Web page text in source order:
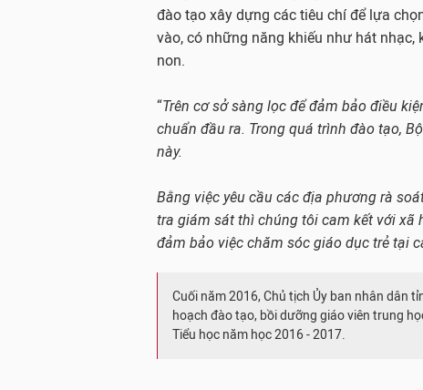
đào tạo xây dựng các tiêu chí để lựa
vào, có những năng khiếu như hát
non.
“Trên cơ sở sàng lọc để đảm bảo điều
chuẩn đầu ra. Trong quá trình đào tạo,
này.
Bằng việc yêu cầu các địa phương rà
tra giám sát thì chúng tôi cam kết với
đảm bảo việc chăm sóc giáo dục trẻ tại
Cuối năm 2016, Chủ tịch Ủy ban nhân dân
hoạch đào tạo, bồi dưỡng giáo viên trung
Tiểu học năm học 2016 - 2017.